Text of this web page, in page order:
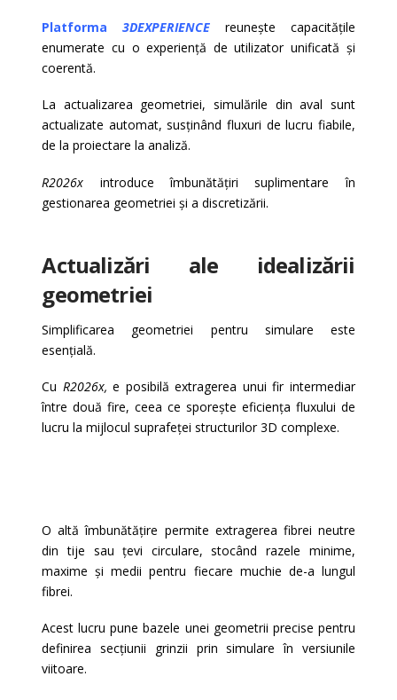
Platforma3DEXPERIENCE reunește capacitățile
enumerate cu o experiență de utilizator unificată și
coerentă.
La actualizarea geometriei, simulările din aval sunt
actualizate automat, susținând fluxuri de lucru fiabile,
de la proiectare la analiză.
R2026x introduce îmbunătățiri suplimentare în
gestionarea geometriei și a discretizării.
Actualizări ale idealizării
geometriei
Simplificarea geometriei pentru simulare este
esențială.
Cu R2026x,e posibilă extragerea unui fir intermediar
între două fire, ceea ce sporește eficiența fluxului de
lucru la mijlocul suprafeței structurilor 3D complexe.
O altă îmbunătățire permite extragerea fibrei neutre
din tije sau țevi circulare, stocând razele minime,
maxime și medii pentru fiecare muchie de-a lungul
fibrei.
Acest lucru pune bazele unei geometrii precise pentru
definirea secțiunii grinzii prin simulare în versiunile
viitoare.